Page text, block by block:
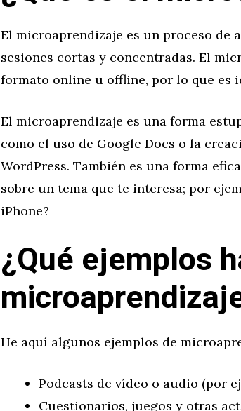
El microaprendizaje es un proceso de
sesiones cortas y concentradas. El
formato online u offline, por lo que es
El microaprendizaje es una forma
como el uso de Google Docs o la
WordPress. También es una forma
sobre un tema que te interesa; por
iPhone?
¿Qué ejemplos
He aquí algunos ejemplos de
Podcasts de vídeo o audio (por
Cuestionarios, juegos y otras